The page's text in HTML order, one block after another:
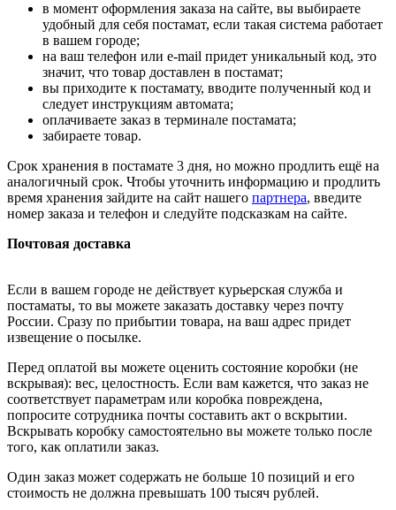
в момент оформления заказа на сайте, вы выбираете
удобный для себя постамат, если такая система работает
в вашем городе;
на ваш телефон или e-mail придет уникальный код, это
значит, что товар доставлен в постамат;
вы приходите к постамату, вводите полученный код и
следует инструкциям автомата;
оплачиваете заказ в терминале постамата;
забираете товар.
Срок хранения в постамате 3 дня, но можно продлить ещё на
аналогичный срок. Чтобы уточнить информацию и продлить
время хранения зайдите на сайт нашего партнера, введите
номер заказа и телефон и следуйте подсказкам на сайте.
Почтовая доставка
Если в вашем городе не действует курьерская служба и
постаматы, то вы можете заказать доставку через почту
России. Сразу по прибытии товара, на ваш адрес придет
извещение о посылке.
Перед оплатой вы можете оценить состояние коробки (не
вскрывая): вес, целостность. Если вам кажется, что заказ не
соответствует параметрам или коробка повреждена,
попросите сотрудника почты составить акт о вскрытии.
Вскрывать коробку самостоятельно вы можете только после
того, как оплатили заказ.
Один заказ может содержать не больше 10 позиций и его
стоимость не должна превышать 100 тысяч рублей.